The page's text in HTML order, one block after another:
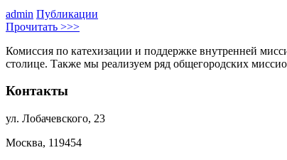
admin Публикации
Прочитать >>>
Комиссия по катехизации и поддержке внутренней
столице. Также мы реализуем ряд общегородских
Контакты
ул. Лобачевского, 23
Москва, 119454